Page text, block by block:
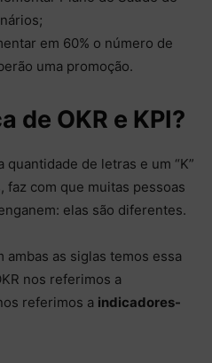
em 60% o número de
uma promoção.
de OKR e KPI?
quantidade de letras e um “K”
faz com que muitas pessoas
elas são diferentes.
ambas as siglas temos essa
nos referimos a
referimos a indicadores-